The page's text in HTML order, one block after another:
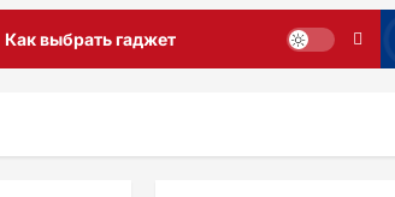
Как выбрать гаджет